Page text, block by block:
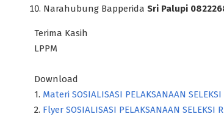
Narahubung Bapperida Sri Palupi
Terima Kasih
LPPM
Download
1. Materi SOSIALISASI PELAKSANAAN
2. Flyer SOSIALISASI PELAKSANAAN SELEKSI